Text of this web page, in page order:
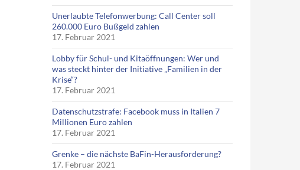
Unerlaubte Telefonwerbung: Call Center soll
260.000 Euro Bußgeld zahlen
17. Februar 2021
Lobby für Schul- und Kitaöffnungen: Wer und
was steckt hinter der Initiative „Familien in der
Krise“?
17. Februar 2021
Datenschutzstrafe: Facebook muss in Italien 7
Millionen Euro zahlen
17. Februar 2021
Grenke – die nächste BaFin-Herausforderung?
17. Februar 2021